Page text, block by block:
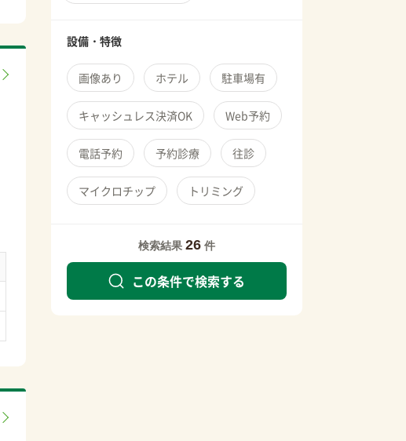
設備・特徴
画像あり ホテル 駐車場有
キャッシュレス決済OK Web予約
電話予約 予約診療 往診
マイクロチップ トリミング
検索結果 26 件
この条件で検索する